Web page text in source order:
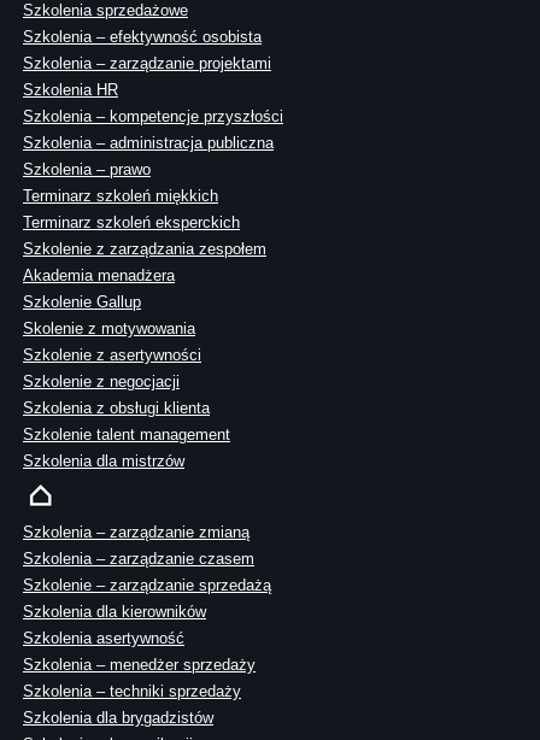
Szkolenia sprzedażowe
Szkolenia – efektywność osobista
Szkolenia – zarządzanie projektami
Szkolenia HR
Szkolenia – kompetencje przyszłości
Szkolenia – administracja publiczna
Szkolenia – prawo
Terminarz szkoleń miękkich
Terminarz szkoleń eksperckich
Szkolenie z zarządzania zespołem
Akademia menadżera
Szkolenie Gallup
Skolenie z motywowania
Szkolenie z asertywności
Szkolenie z negocjacji
Szkolenia z obsługi klienta
Szkolenie talent management
Szkolenia dla mistrzów
Szkolenia – zarządzanie zmianą
Szkolenia – zarządzanie czasem
Szkolenie – zarządzanie sprzedażą
Szkolenia dla kierowników
Szkolenia asertywność
Szkolenia – menedżer sprzedaży
Szkolenia – techniki sprzedaży
Szkolenia dla brygadzistów